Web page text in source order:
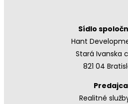
Sídlo
Hant
Stará Ivanska
821 04
Realitné